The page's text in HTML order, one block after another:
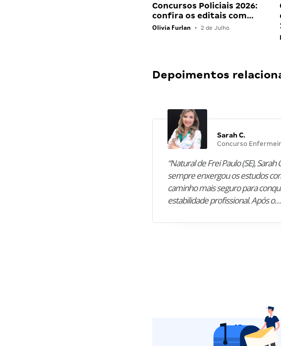
Concursos Policiais 2026:
confira os editais com…
Olivia Furlan • 2 de Julho
Depoimentos
Sarah C.
Concurso
“Natural de Frei Paulo (SE), Sarah
sempre enxergou os estudos
caminho mais seguro para
estabilidade profissional. Após